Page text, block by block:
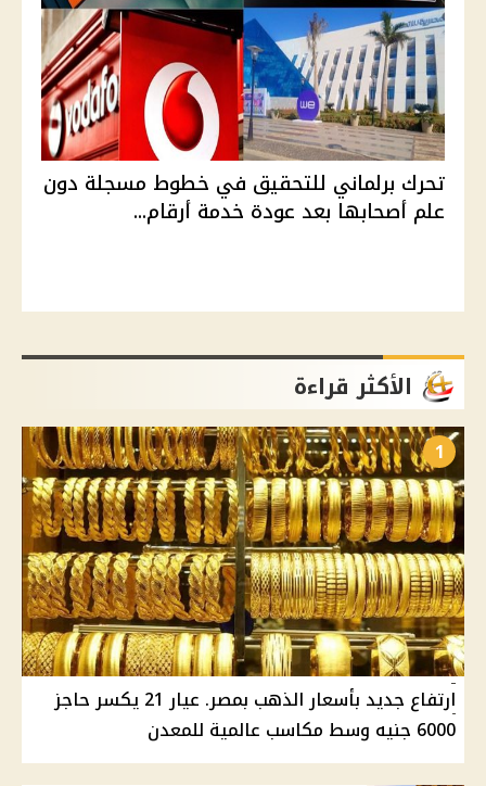
تحرك برلماني للتحقيق في خطوط مسجلة دون
علم أصحابها بعد عودة خدمة أرقام...
الأكثر قراءة
1
ارتفاع جديد بأسعار الذهب بمصر. عيار 21 يكسر حاجز
6000 جنيه وسط مكاسب عالمية للمعدن